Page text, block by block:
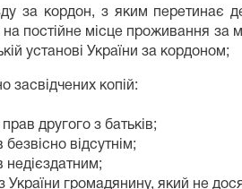
за кордон, з яким перетинає
постійне місце проживання за
установі України за кордоном;
засвідчених копій:
другого з батьків;
відсутнім;
недієздатним;
громадянину, який не